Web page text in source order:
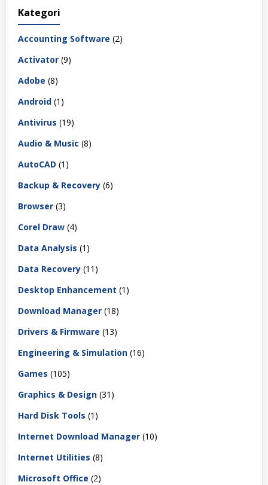
Kategori
Accounting Software (2)
Activator (9)
Adobe (8)
Android (1)
Antivirus (19)
Audio & Music (8)
AutoCAD (1)
Backup & Recovery (6)
Browser (3)
Corel Draw (4)
Data Analysis (1)
Data Recovery (11)
Desktop Enhancement (1)
Download Manager (18)
Drivers & Firmware (13)
Engineering & Simulation (16)
Games (105)
Graphics & Design (31)
Hard Disk Tools (1)
Internet Download Manager (10)
Internet Utilities (8)
Microsoft Office (2)